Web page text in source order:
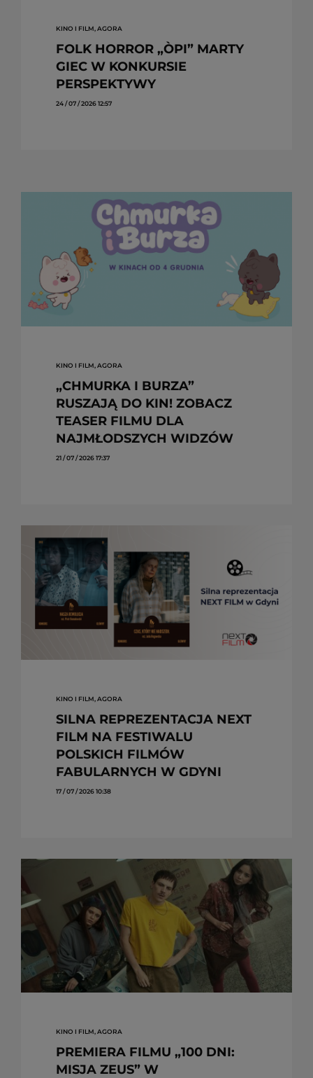
KINO I FILM, AGORA
FOLK HORROR „ÒPI” MARTY
GIEC W KONKURSIE
PERSPEKTYWY
24 / 07 / 2026 12:57
KINO I FILM, AGORA
„CHMURKA I BURZA”
RUSZAJĄ DO KIN! ZOBACZ
TEASER FILMU DLA
NAJMŁODSZYCH WIDZÓW
21 / 07 / 2026 17:37
KINO I FILM, AGORA
SILNA REPREZENTACJA NEXT
FILM NA FESTIWALU
POLSKICH FILMÓW
FABULARNYCH W GDYNI
17 / 07 / 2026 10:38
KINO I FILM, AGORA
PREMIERA FILMU „100 DNI:
MISJA ZEUS” W